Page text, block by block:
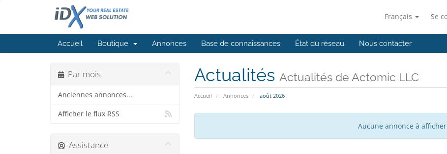
Français Se
Accueil Boutique Annonces Base de connaissances État du réseau Nous contacter
Actualités Actualités de Actomic LLC
Accueil Annonces août 2026
Par mois
Anciennes annonces...
Afficher le flux RSS
Aucune annonce à afficher
Assistance